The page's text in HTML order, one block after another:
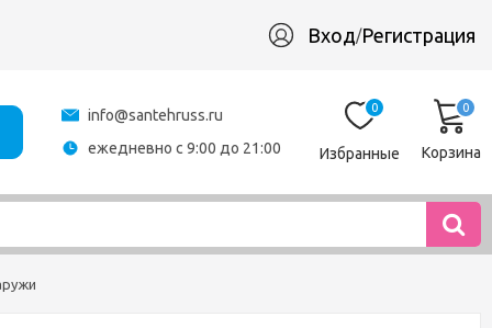
Вход/Регистрация
info@santehruss.ru
ежедневно с 9:00 до 21:00
0
Избранные
0
Корзина